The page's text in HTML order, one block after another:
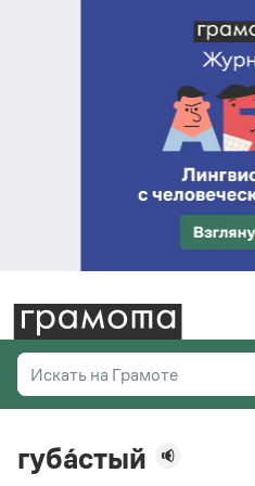
Искать на Грамоте
Справочная служба
губа́стый